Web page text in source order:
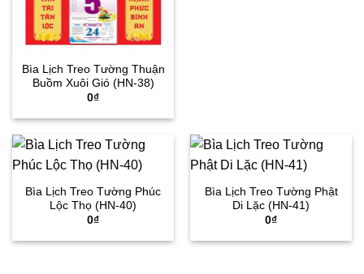
Bìa Lịch Treo Tường Thuận
Buồm Xuôi Gió (HN-38)
0₫
Bìa Lịch Treo Tường Phúc
Lộc Thọ (HN-40)
0₫
Bìa Lịch Treo Tường Phật
Di Lặc (HN-41)
0₫